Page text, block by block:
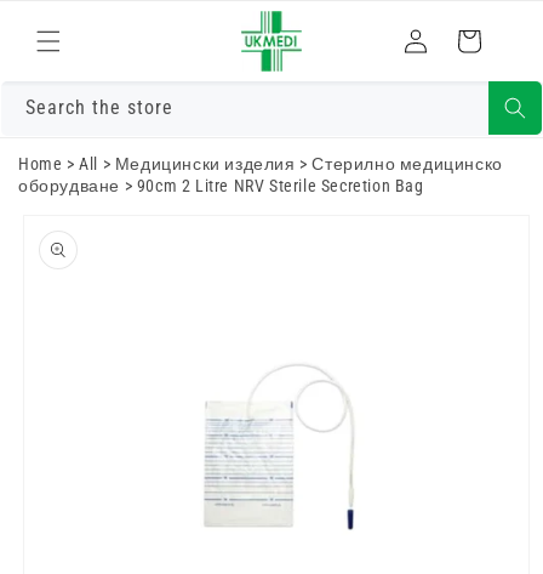
към
съдържанието
Влизам Количка
Search the store
Home >All > Медицински изделия >Стерилно медицинско
оборудване > 90cm 2 Litre NRV Sterile Secretion Bag
информацията
за продукта